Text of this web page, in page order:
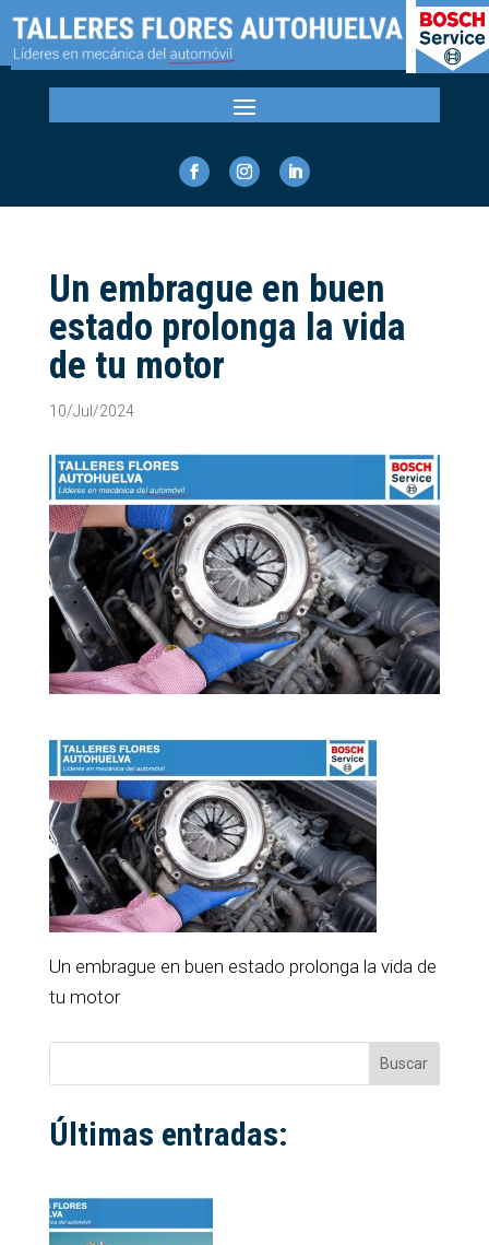
Un embrague en buen
estado prolonga la vida
de tu motor
10/Jul/2024
Un embrague en buen estado prolonga la vida de
tu motor
Buscar
Últimas entradas: